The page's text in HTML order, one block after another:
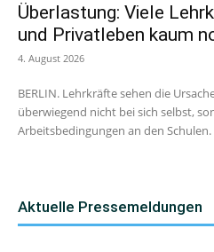
Überlastung: Viele
und Privatleben kaum
4. August 2026
BERLIN. Lehrkräfte sehen die
überwiegend nicht bei sich selbst,
Arbeitsbedingungen an den Schulen.
Aktuelle Pressemeldungen